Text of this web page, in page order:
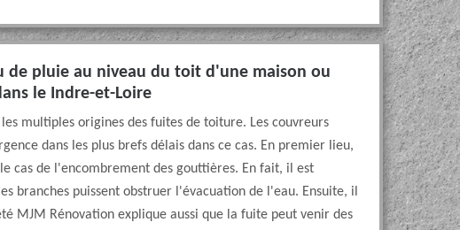
de pluie au niveau du toit d'une maison ou
le Indre-et-Loire
multiples origines des fuites de toiture. Les couvreurs
dans les plus brefs délais dans ce cas. En premier lieu,
cas de l'encombrement des gouttières. En fait, il est
branches puissent obstruer l'évacuation de l'eau. Ensuite, il
MJM Rénovation explique aussi que la fuite peut venir des